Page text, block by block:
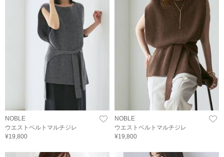
NOBLE
ウエストベルトマルチジレ
¥19,800
NOBLE
ウエストベルトマルチジレ
¥19,800